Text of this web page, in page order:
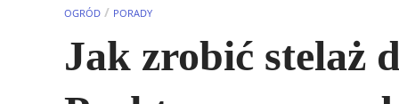
OGRÓD / PORADY
Jak zrobić stelaż